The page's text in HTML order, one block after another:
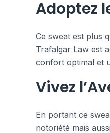
Adoptez
Ce sweat est plus
Trafalgar Law est
confort optimal et
Vivez
En portant ce
notoriété mais